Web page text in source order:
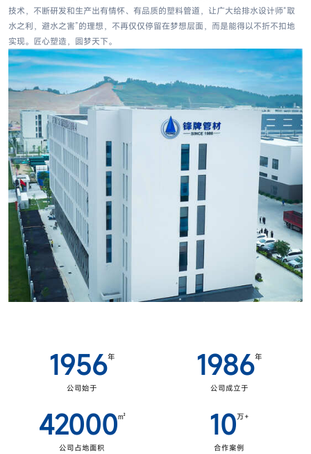
技术，不断研发和生产出有情怀、有品质的塑料管道，让广大给排水设计师“取
水之利，避水之害”的理想，不再仅仅停留在梦想层面，而是能得以不折不扣地
实现。匠心塑造，圆梦天下。
1956年
公司始于
1986年
公司成立于
42000㎡
公司占地面积
10万+
合作案例